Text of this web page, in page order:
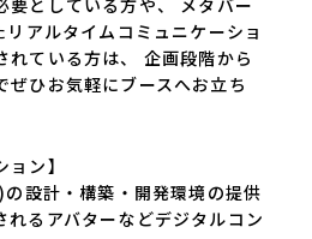
アルタイムコミュニケーショ
れている方は、 企画段階から
ぜひお気軽にブースへお立ち
ン】
設計・構築・開発環境の提供
れるアバターなどデジタルコン